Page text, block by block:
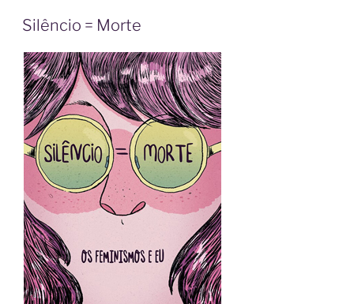
Silêncio = Morte